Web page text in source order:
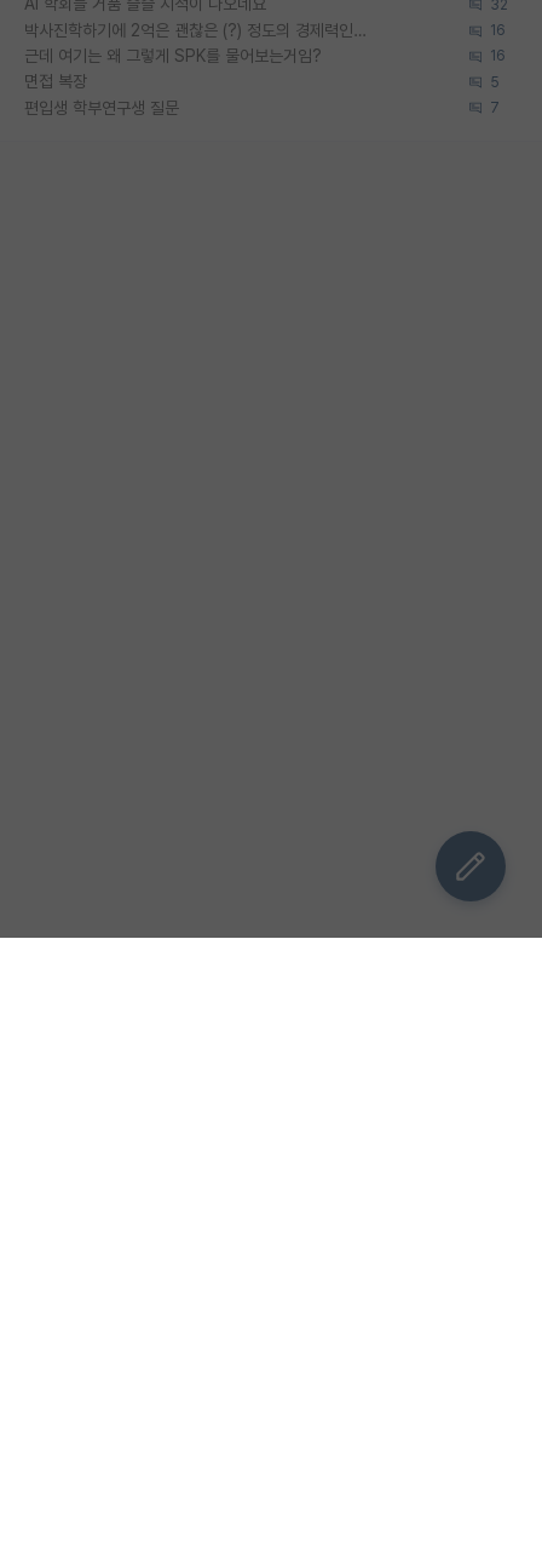
AI 학회들 거품 슬슬 지적이 나오네요 32
박사진학하기에 2억은 괜찮은 (?) 정도의 경제력인가요 16
근데 여기는 왜 그렇게 SPK를 물어보는거임? 16
면접 복장 5
편입생 학부연구생 질문 7